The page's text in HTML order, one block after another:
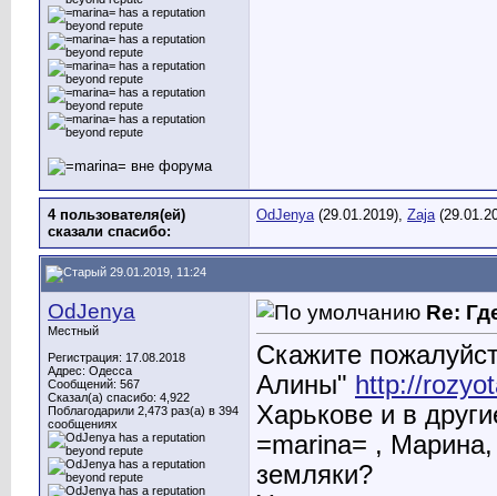
4 пользователя(ей)
сказали cпасибо:
OdJenya(29.01.2019), Zaja
29.01.2019, 11:24
OdJenya
Местный
Регистрация: 17.08.2018
Адрес: Одесса
Сообщений: 567
Сказал(а) спасибо: 4,922
Поблагодарили 2,473 раз(а) в 394
сообщениях
Re:
Скажите
Алины" http://
Харькове и в
=marina= ,
земляки?